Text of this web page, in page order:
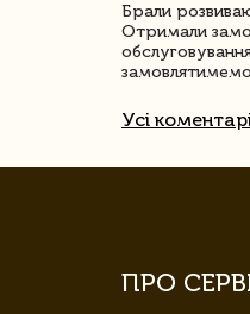
Брали
Отримали
Усі
ПРО